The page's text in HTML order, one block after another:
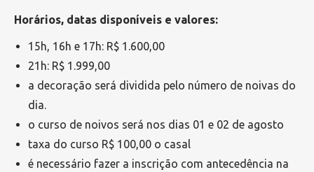
Horários, datas disponíveis e valores:
15h, 16h e 17h: R$ 1.600,00
21h: R$ 1.999,00
a decoração será dividida pelo número de noivas do
dia.
o curso de noivos será nos dias 01 e 02 de agosto
taxa do curso R$ 100,00 o casal
é necessário fazer a inscrição com antecedência na